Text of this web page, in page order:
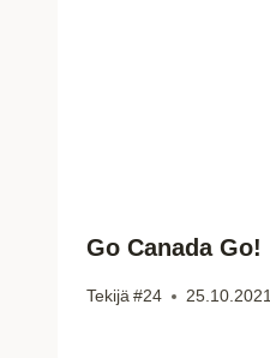
Go Canada Go!
Tekijä #24 25.10.2021